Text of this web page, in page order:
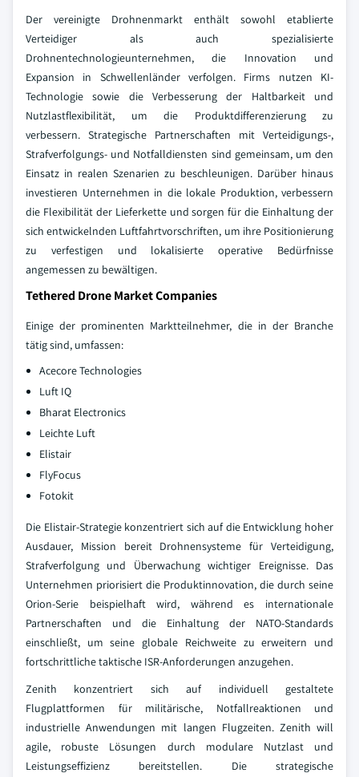
Der vereinigte Drohnenmarkt enthält sowohl etablierte
Verteidiger als auch spezialisierte
Drohnentechnologieunternehmen, die Innovation und
Expansion in Schwellenländer verfolgen. Firms nutzen KI-
Technologie sowie die Verbesserung der Haltbarkeit und
Nutzlastflexibilität, um die Produktdifferenzierung zu
verbessern. Strategische Partnerschaften mit Verteidigungs-,
Strafverfolgungs- und Notfalldiensten sind gemeinsam, um den
Einsatz in realen Szenarien zu beschleunigen. Darüber hinaus
investieren Unternehmen in die lokale Produktion, verbessern
die Flexibilität der Lieferkette und sorgen für die Einhaltung der
sich entwickelnden Luftfahrtvorschriften, um ihre Positionierung
zu verfestigen und lokalisierte operative Bedürfnisse
angemessen zu bewältigen.
Tethered Drone Market Companies
Einige der prominenten Marktteilnehmer, die in der Branche
tätig sind, umfassen:
Acecore Technologies
Luft IQ
Bharat Electronics
Leichte Luft
Elistair
FlyFocus
Fotokit
Die Elistair-Strategie konzentriert sich auf die Entwicklung hoher
Ausdauer, Mission bereit Drohnensysteme für Verteidigung,
Strafverfolgung und Überwachung wichtiger Ereignisse. Das
Unternehmen priorisiert die Produktinnovation, die durch seine
Orion-Serie beispielhaft wird, während es internationale
Partnerschaften und die Einhaltung der NATO-Standards
einschließt, um seine globale Reichweite zu erweitern und
fortschrittliche taktische ISR-Anforderungen anzugehen.
Zenith konzentriert sich auf individuell gestaltete
Flugplattformen für militärische, Notfallreaktionen und
industrielle Anwendungen mit langen Flugzeiten. Zenith will
agile, robuste Lösungen durch modulare Nutzlast und
Leistungseffizienz bereitstellen. Die strategische